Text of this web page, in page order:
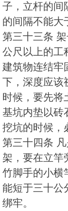
子，立杆的间
的间隔不能大
第三十三条
公尺以上的工
建筑物连结牢
下，深度应该
时候，要先将
基坑内垫以砖
挖坑的时候，
第三十四条
架，要在立竿
竹脚手的小横
能短于三十公
绑牢。